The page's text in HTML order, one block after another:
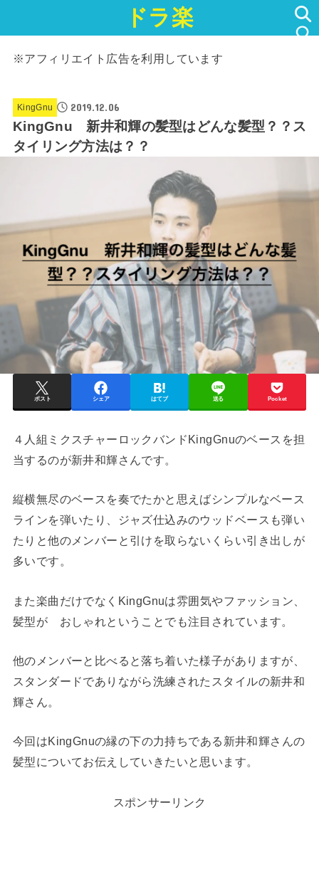
ドラ楽
※アフィリエイト広告を利用しています
KingGnu 2019.12.06
KingGnu 新井和輝の髪型はどんな髪型？？ス
タイリング方法は？？
ポスト シェア はてブ 送る Pocket
４人組ミクスチャーロックバンドKingGnuのベースを担
当するのが新井和輝さんです。
縦横無尽のベースを奏でたかと思えばシンプルなベース
ラインを弾いたり、ジャズ仕込みのウッドベースも弾い
たりと他のメンバーと引けを取らないくらい引き出しが
多いです。
また楽曲だけでなくKingGnuは雰囲気やファッション、
髪型が おしゃれということでも注目されています。
他のメンバーと比べると落ち着いた様子がありますが、
スタンダードでありながら洗練されたスタイルの新井和
輝さん。
今回はKingGnuの縁の下の力持ちである新井和輝さんの
髪型についてお伝えしていきたいと思います。
スポンサーリンク